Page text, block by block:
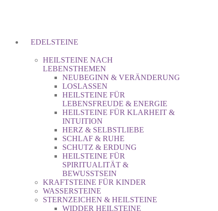
EDELSTEINE
HEILSTEINE NACH
LEBENSTHEMEN
NEUBEGINN & VERÄNDERUNG
LOSLASSEN
HEILSTEINE FÜR
LEBENSFREUDE & ENERGIE
HEILSTEINE FÜR KLARHEIT &
INTUITION
HERZ & SELBSTLIEBE
SCHLAF & RUHE
SCHUTZ & ERDUNG
HEILSTEINE FÜR
SPIRITUALITÄT &
BEWUSSTSEIN
KRAFTSTEINE FÜR KINDER
WASSERSTEINE
STERNZEICHEN & HEILSTEINE
WIDDER HEILSTEINE